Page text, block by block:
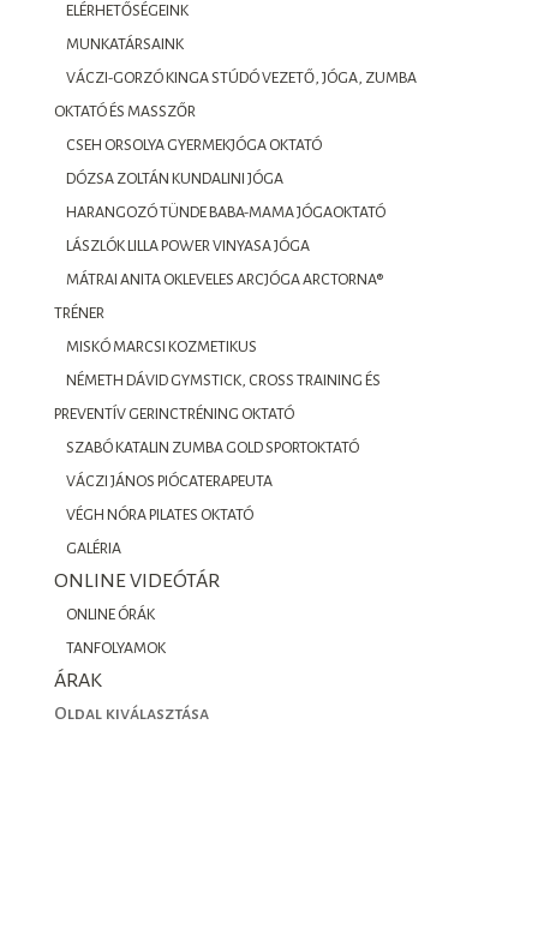
ELÉRHETŐSÉGEINK
MUNKATÁRSAINK
VÁCZI-GORZÓ KINGA STÚDÓ VEZETŐ, JÓGA, ZUMBA
OKTATÓ ÉS MASSZŐR
CSEH ORSOLYA GYERMEKJÓGA OKTATÓ
DÓZSA ZOLTÁN KUNDALINI JÓGA
HARANGOZÓ TÜNDE BABA-MAMA JÓGAOKTATÓ
LÁSZLÓK LILLA POWER VINYASA JÓGA
MÁTRAI ANITA OKLEVELES ARCJÓGA ARCTORNA®
TRÉNER
MISKÓ MARCSI KOZMETIKUS
NÉMETH DÁVID GYMSTICK, CROSS TRAINING ÉS
PREVENTÍV GERINCTRÉNING OKTATÓ
SZABÓ KATALIN ZUMBA GOLD SPORTOKTATÓ
VÁCZI JÁNOS PIÓCATERAPEUTA
VÉGH NÓRA PILATES OKTATÓ
GALÉRIA
ONLINE VIDEÓTÁR
ONLINE ÓRÁK
TANFOLYAMOK
ÁRAK
Oldal kiválasztása